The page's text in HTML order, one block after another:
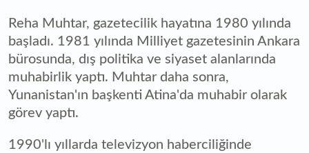
Reha Muhtar, gazetecilik hayatına 1980 yılında
başladı. 1981 yılında Milliyet gazetesinin Ankara
bürosunda, dış politika ve siyaset alanlarında
muhabirlik yaptı. Muhtar daha sonra,
Yunanistan'ın başkenti Atina'da muhabir olarak
görev yaptı.
1990'lı yıllarda televizyon haberciliğinde